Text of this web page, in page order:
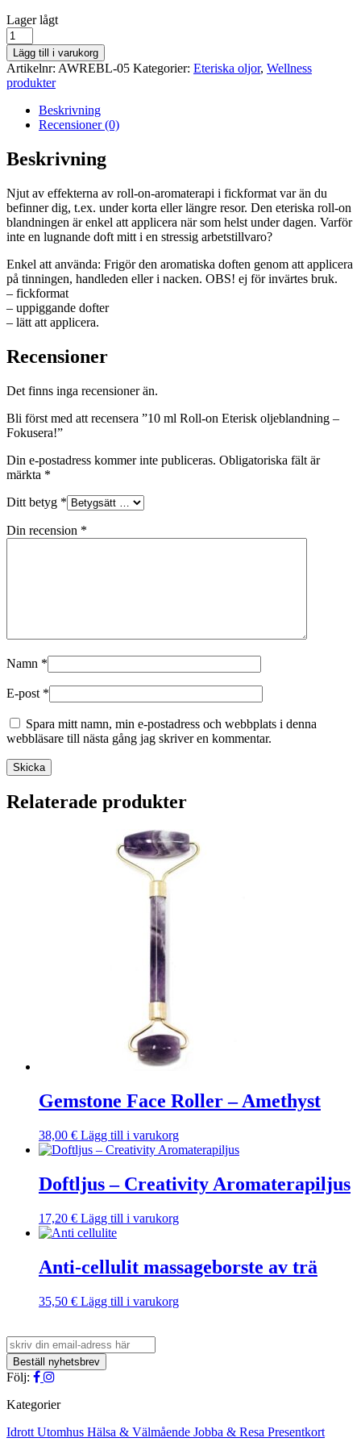
lager
saldo
Lager lågt
10
ml
Roll-
on
Eterisk
oljeblandning
Fokusera!
mängd
Lägg till i varukorg
Artikelnr: AWREBL-05 Kategorier: Eteriska oljor, Wellness
produkter
Beskrivning
Recensioner (0)
Beskrivning
Njut av effekterna av roll-on-aromaterapi i fickformat var än du
befinner dig, t.ex. under korta eller längre resor. Den eteriska roll-on
blandningen är enkel att applicera när som helst under dagen. Varför
inte en lugnande doft mitt i en stressig arbetstillvaro?
Enkel att använda: Frigör den aromatiska doften genom att applicera
på tinningen, handleden eller i nacken. OBS! ej för invärtes bruk.
– fickformat
– uppiggande dofter
– lätt att applicera.
Recensioner
Det finns inga recensioner än.
Bli först med att recensera ”10 ml Roll-on Eterisk oljeblandning –
Fokusera!”
Din e-postadress kommer inte publiceras. Obligatoriska fält är
märkta *
Ditt betyg *
Din recension *
Namn *
E-post *
Spara mitt namn, min e-postadress och webbplats i denna
webbläsare till nästa gång jag skriver en kommentar.
Skicka
Relaterade produkter
Gemstone Face Roller – Amethyst
38,00 € Lägg till i varukorg
Doftljus – Creativity Aromaterapiljus
17,20 € Lägg till i varukorg
Anti-cellulit massageborste av trä
35,50 € Lägg till i varukorg
Följ:
Kategorier
Idrott Utomhus Hälsa & Välmående Jobba & Resa Presentkort